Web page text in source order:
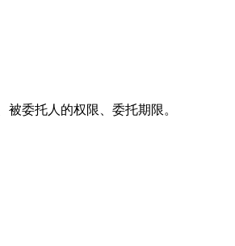
委托人的权限、委托期限。